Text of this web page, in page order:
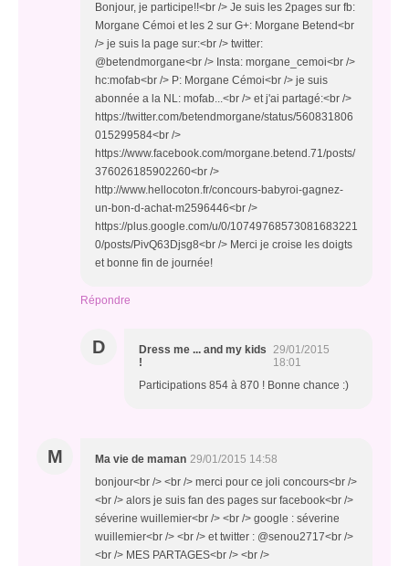
Bonjour, je participe!!<br /> Je suis les 2pages sur fb:
Morgane Cémoi et les 2 sur G+: Morgane Betend<br
/> je suis la page sur:<br /> twitter:
@betendmorgane<br /> Insta: morgane_cemoi<br />
hc:mofab<br /> P: Morgane Cémoi<br /> je suis
abonnée a la NL: mofab...<br /> et j'ai partagé:<br />
https://twitter.com/betendmorgane/status/560831806
015299584<br />
https://www.facebook.com/morgane.betend.71/posts/
376026185902260<br />
http://www.hellocoton.fr/concours-babyroi-gagnez-
un-bon-d-achat-m2596446<br />
https://plus.google.com/u/0/10749768573081683221
0/posts/PivQ63Djsg8<br /> Merci je croise les doigts
et bonne fin de journée!
Répondre
D
Dress me ... and my kids
!
29/01/2015
18:01
Participations 854 à 870 ! Bonne chance :)
M Ma vie de maman 29/01/2015 14:58
bonjour<br /> <br /> merci pour ce joli concours<br />
<br /> alors je suis fan des pages sur facebook<br />
séverine wuillemier<br /> <br /> google : séverine
wuillemier<br /> <br /> et twitter : @senou2717<br />
<br /> MES PARTAGES<br /> <br />